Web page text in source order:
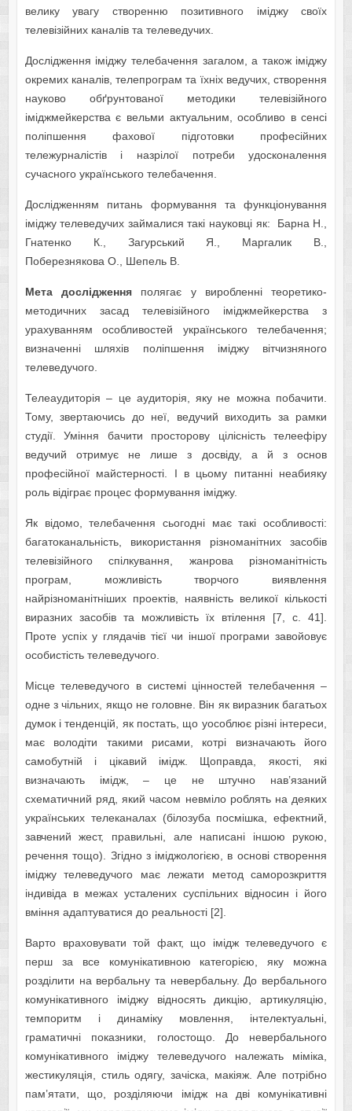
велику увагу створенню позитивного іміджу своїх
телевізійних каналів та телеведучих.
Дослідження іміджу телебачення загалом, а також іміджу
окремих каналів, телепрограм та їхніх ведучих, створення
науково обґрунтованої методики телевізійного
іміджмейкерства є вельми актуальним, особливо в сенсі
поліпшення фахової підготовки професійних
тележурналістів і назрілої потреби удосконалення
сучасного українського телебачення.
Дослідженням питань формування та функціонування
іміджу телеведучих займалися такі науковці як: Барна Н.,
Гнатенко К., Загурський Я., Маргалик В.,
Поберезнякова О., Шепель В.
Мета дослідження полягає у виробленні теоретико-
методичних засад телевізійного іміджмейкерства з
урахуванням особливостей українського телебачення;
визначенні шляхів поліпшення іміджу вітчизняного
телеведучого.
Телеаудиторія – це аудиторія, яку не можна побачити.
Тому, звертаючись до неї, ведучий виходить за рамки
студії. Уміння бачити просторову цілісність телеефіру
ведучий отримує не лише з досвіду, а й з основ
професійної майстерності. І в цьому питанні неабияку
роль відіграє процес формування іміджу.
Як відомо, телебачення сьогодні має такі особливості:
багатоканальність, використання різноманітних засобів
телевізійного спілкування, жанрова різноманітність
програм, можливість творчого виявлення
найрізноманітніших проектів, наявність великої кількості
виразних засобів та можливість їх втілення [7, с. 41].
Проте успіх у глядачів тієї чи іншої програми завойовує
особистість телеведучого.
Місце телеведучого в системі цінностей телебачення –
одне з чільних, якщо не головне. Він як виразник багатьох
думок і тенденцій, як постать, що уособлює різні інтереси,
має володіти такими рисами, котрі визначають його
самобутній і цікавий імідж. Щоправда, якості, які
визначають імідж, – це не штучно нав’язаний
схематичний ряд, який часом невміло роблять на деяких
українських телеканалах (білозуба посмішка, ефектний,
завчений жест, правильні, але написані іншою рукою,
речення тощо). Згідно з іміджологією, в основі створення
іміджу телеведучого має лежати метод саморозкриття
індивіда в межах усталених суспільних відносин і його
вміння адаптуватися до реальності [2].
Варто враховувати той факт, що імідж телеведучого є
перш за все комунікативною категорією, яку можна
розділити на вербальну та невербальну. До вербального
комунікативного іміджу відносять дикцію, артикуляцію,
темпоритм і динаміку мовлення, інтелектуальні,
граматичні показники, голостощо. До невербального
комунікативного іміджу телеведучого належать міміка,
жестикуляція, стиль одягу, зачіска, макіяж. Але потрібно
пам’ятати, що, розділяючи імідж на дві комунікативні